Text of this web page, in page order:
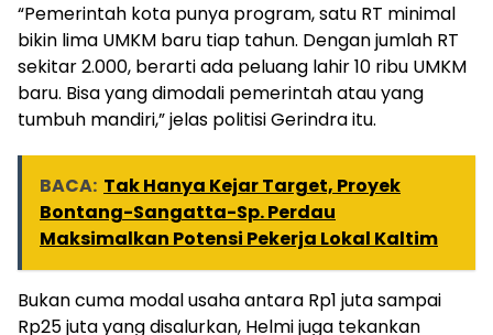
“Pemerintah kota punya program, satu RT minimal
bikin lima UMKM baru tiap tahun. Dengan jumlah RT
sekitar 2.000, berarti ada peluang lahir 10 ribu UMKM
baru. Bisa yang dimodali pemerintah atau yang
tumbuh mandiri,” jelas politisi Gerindra itu.
BACA: Tak Hanya Kejar Target, Proyek
Bontang-Sangatta-Sp. Perdau
Maksimalkan Potensi Pekerja Lokal Kaltim
Bukan cuma modal usaha antara Rp1 juta sampai
Rp25 juta yang disalurkan, Helmi juga tekankan